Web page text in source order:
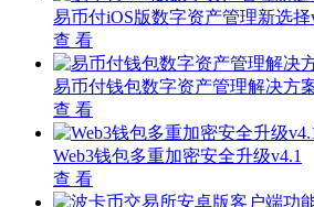
易币付iOS版数字资产管理新选择
查 看
易币付钱包数字资产管理解决方
查 看
Web3钱包多重加密安全升级v4.1
查 看